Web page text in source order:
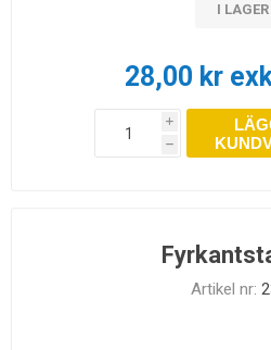
I LAGER
28,00 kr
i
h
Artikel nr: